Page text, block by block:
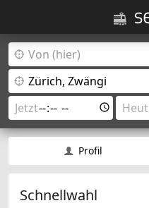
Profil
Schnellwahl